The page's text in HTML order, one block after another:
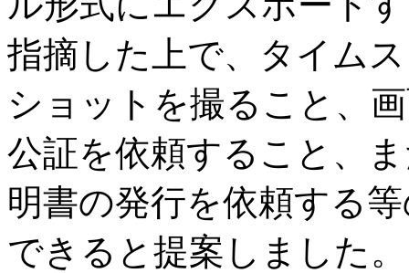
指摘した上で、タイム
ショットを撮ること、
公証を依頼すること、
明書の発行を依頼する
できると提案しました